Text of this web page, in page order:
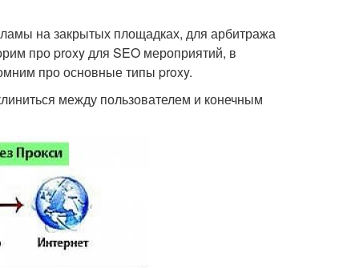
на закрытых площадках, для арбитража
про proxy для SEO мероприятий, в
про основные типы proxy.
между пользователем и конечным